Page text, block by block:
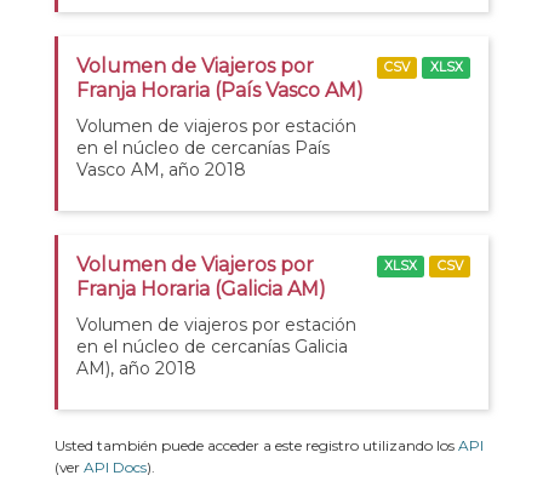
Volumen de Viajeros por
Franja Horaria (País Vasco AM)
Volumen de viajeros por estación
en el núcleo de cercanías País
Vasco AM, año 2018
CSV XLSX
Volumen de Viajeros por
Franja Horaria (Galicia AM)
Volumen de viajeros por estación
en el núcleo de cercanías Galicia
AM), año 2018
XLSX CSV
Usted también puede acceder a este registro utilizando los API
(ver API Docs).